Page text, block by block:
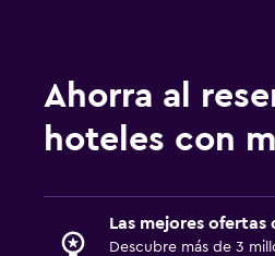
Ahorra al
hoteles con
Las mejores
Descubre más de 3